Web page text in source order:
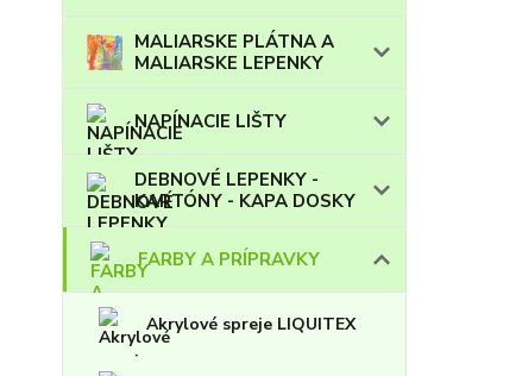
MALIARSKE PLÁTNA A
MALIARSKE LEPENKY
NAPÍNACIE LIŠTY
DEBNOVÉ LEPENKY -
KARTÓNY - KAPA DOSKY
FARBY A PRÍPRAVKY
Akrylové spreje LIQUITEX